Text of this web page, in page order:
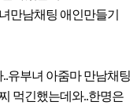
만남채팅 애인만들기
유부녀 아줌마 만남채팅
먹긴했는데와..한명은